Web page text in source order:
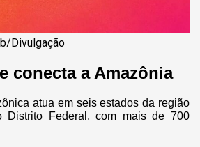
Divulgação
conecta a Amazônia
atua em seis estados da região
Distrito Federal, com mais de 700